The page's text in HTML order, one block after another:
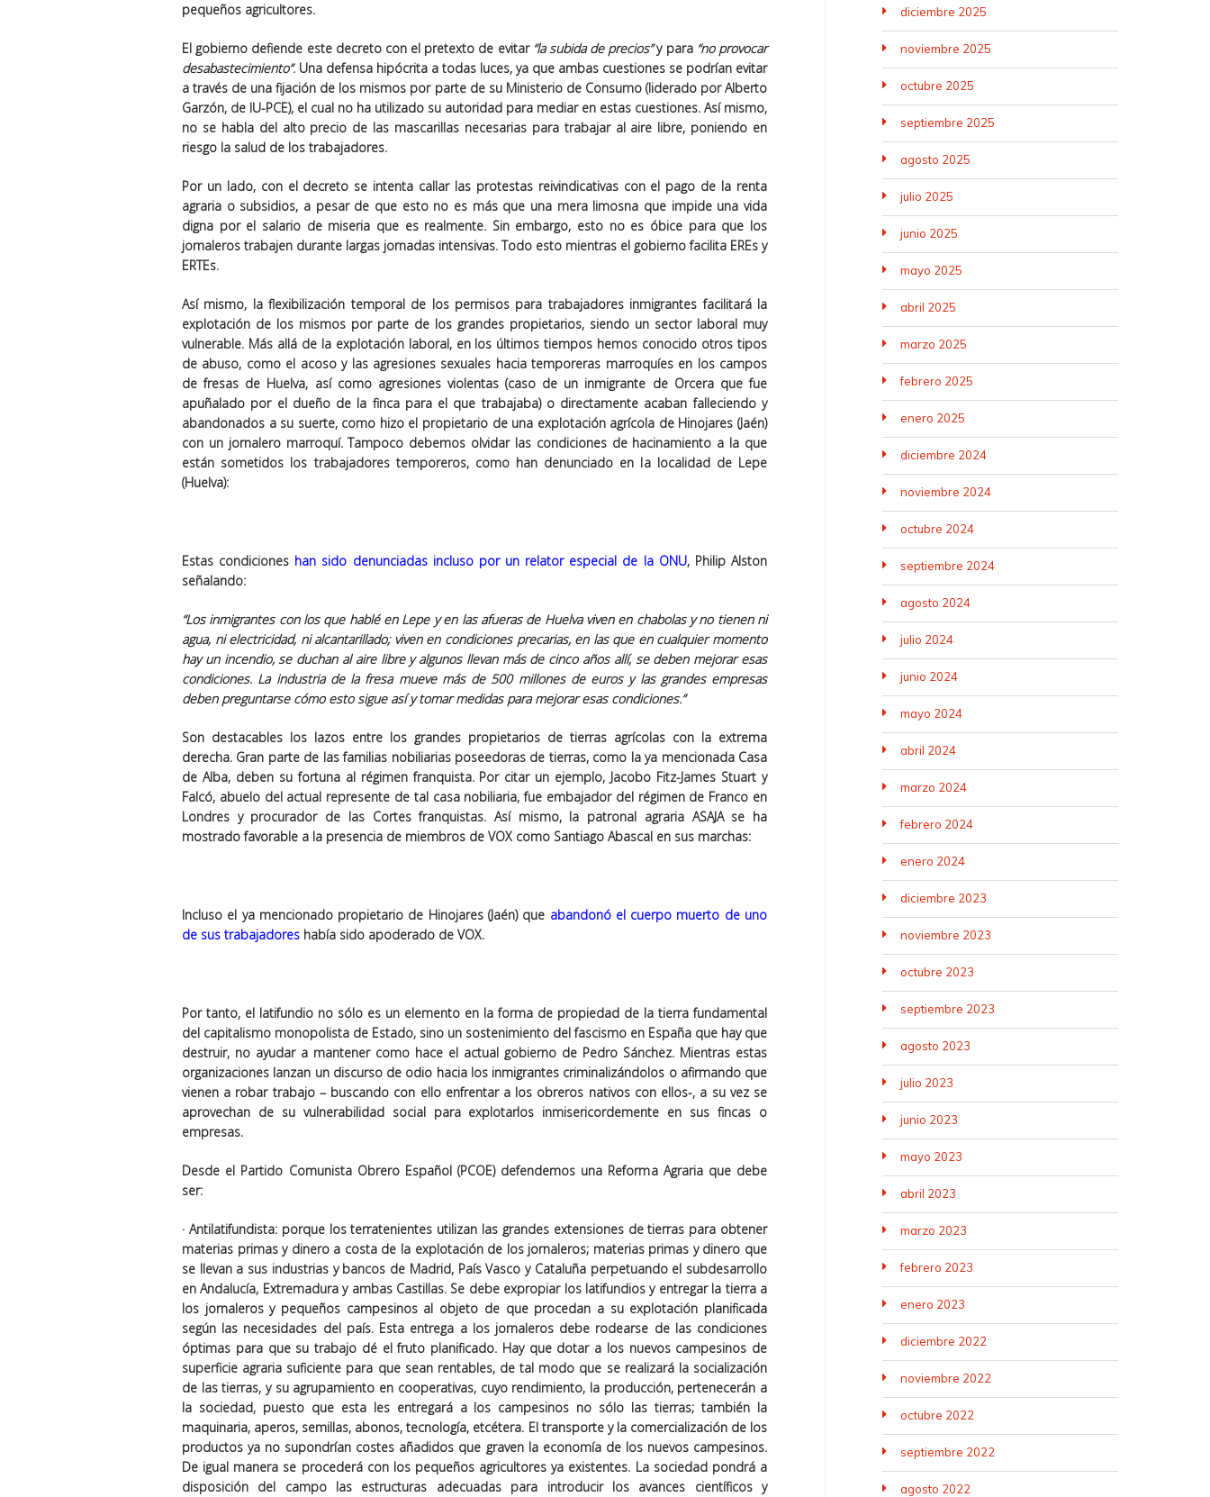
pequeños agricultores.
El gobierno defiende este decreto con el pretexto de evitar “la subida de precios”y para “no provocar
desabastecimiento”. Una defensa hipócrita a todas luces, ya que ambas cuestiones se podrían evitar
a través de una fijación de los mismos por parte de su Ministerio de Consumo (liderado por Alberto
Garzón, de IU-PCE), el cual no ha utilizado su autoridad para mediar en estas cuestiones. Así mismo,
no se habla del alto precio de las mascarillas necesarias para trabajar al aire libre, poniendo en
riesgo la salud de los trabajadores.
Por un lado, con el decreto se intenta callar las protestas reivindicativas con el pago de la renta
agraria o subsidios, a pesar de que esto no es más que una mera limosna que impide una vida
digna por el salario de miseria que es realmente. Sin embargo, esto no es óbice para que los
jornaleros trabajen durante largas jornadas intensivas. Todo esto mientras el gobierno facilita EREs y
ERTEs.
Así mismo, la flexibilización temporal de los permisos para trabajadores inmigrantes facilitará la
explotación de los mismos por parte de los grandes propietarios, siendo un sector laboral muy
vulnerable. Más allá de la explotación laboral, en los últimos tiempos hemos conocido otros tipos
de abuso, como el acoso y las agresiones sexuales hacia temporeras marroquíes en los campos
de fresas de Huelva, así como agresiones violentas (caso de un inmigrante de Orcera que fue
apuñalado por el dueño de la finca para el que trabajaba) o directamente acaban falleciendo y
abandonados a su suerte, como hizo el propietario de una explotación agrícola de Hinojares (Jaén)
con un jornalero marroquí. Tampoco debemos olvidar las condiciones de hacinamiento a la que
están sometidos los trabajadores temporeros, como han denunciado en la localidad de Lepe
(Huelva):
Estas condiciones han sido denunciadas incluso por un relator especial de la ONU, Philip Alston
señalando:
“Los inmigrantes con los que hablé en Lepe y en las afueras de Huelva viven en chabolas y no tienen ni
agua, ni electricidad, ni alcantarillado; viven en condiciones precarias, en las que en cualquier momento
hay un incendio, se duchan al aire libre y algunos llevan más de cinco años allí, se deben mejorar esas
condiciones. La industria de la fresa mueve más de 500 millones de euros y las grandes empresas
deben preguntarse cómo esto sigue así y tomar medidas para mejorar esas condiciones.”
Son destacables los lazos entre los grandes propietarios de tierras agrícolas con la extrema
derecha. Gran parte de las familias nobiliarias poseedoras de tierras, como la ya mencionada Casa
de Alba, deben su fortuna al régimen franquista. Por citar un ejemplo, Jacobo Fitz-James Stuart y
Falcó, abuelo del actual represente de tal casa nobiliaria, fue embajador del régimen de Franco en
Londres y procurador de las Cortes franquistas. Así mismo, la patronal agraria ASAJA se ha
mostrado favorable a la presencia de miembros de VOX como Santiago Abascal en sus marchas:
Incluso el ya mencionado propietario de Hinojares (Jaén) que abandonó el cuerpo muerto de uno
de sus trabajadores había sido apoderado de VOX.
Por tanto, el latifundio no sólo es un elemento en la forma de propiedad de la tierra fundamental
del capitalismo monopolista de Estado, sino un sostenimiento del fascismo en España que hay que
destruir, no ayudar a mantener como hace el actual gobierno de Pedro Sánchez. Mientras estas
organizaciones lanzan un discurso de odio hacia los inmigrantes criminalizándolos o afirmando que
vienen a robar trabajo – buscando con ello enfrentar a los obreros nativos con ellos-, a su vez se
aprovechan de su vulnerabilidad social para explotarlos inmisericordemente en sus fincas o
empresas.
Desde el Partido Comunista Obrero Español (PCOE) defendemos una Reforma Agraria que debe
ser:
· Antilatifundista: porque los terratenientes utilizan las grandes extensiones de tierras para obtener
materias primas y dinero a costa de la explotación de los jornaleros; materias primas y dinero que
se llevan a sus industrias y bancos de Madrid, País Vasco y Cataluña perpetuando el subdesarrollo
en Andalucía, Extremadura y ambas Castillas. Se debe expropiar los latifundios y entregar la tierra a
los jornaleros y pequeños campesinos al objeto de que procedan a su explotación planificada
según las necesidades del país. Esta entrega a los jornaleros debe rodearse de las condiciones
óptimas para que su trabajo dé el fruto planificado. Hay que dotar a los nuevos campesinos de
superficie agraria suficiente para que sean rentables, de tal modo que se realizará la socialización
de las tierras, y su agrupamiento en cooperativas, cuyo rendimiento, la producción, pertenecerán a
la sociedad, puesto que esta les entregará a los campesinos no sólo las tierras; también la
maquinaria, aperos, semillas, abonos, tecnología, etcétera. El transporte y la comercialización de los
productos ya no supondrían costes añadidos que graven la economía de los nuevos campesinos.
De igual manera se procederá con los pequeños agricultores ya existentes. La sociedad pondrá a
disposición del campo las estructuras adecuadas para introducir los avances científicos y
diciembre 2025
noviembre 2025
octubre 2025
septiembre 2025
agosto 2025
julio 2025
junio 2025
mayo 2025
abril 2025
marzo 2025
febrero 2025
enero 2025
diciembre 2024
noviembre 2024
octubre 2024
septiembre 2024
agosto 2024
julio 2024
junio 2024
mayo 2024
abril 2024
marzo 2024
febrero 2024
enero 2024
diciembre 2023
noviembre 2023
octubre 2023
septiembre 2023
agosto 2023
julio 2023
junio 2023
mayo 2023
abril 2023
marzo 2023
febrero 2023
enero 2023
diciembre 2022
noviembre 2022
octubre 2022
septiembre 2022
agosto 2022